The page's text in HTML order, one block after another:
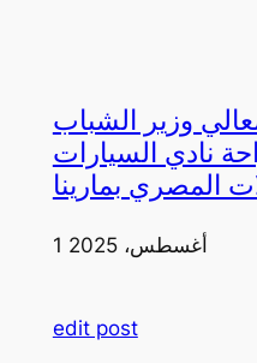
وزير الشباب
نادي السيارات
المصري بمارينا
1 أغسطس، 2025
edit post